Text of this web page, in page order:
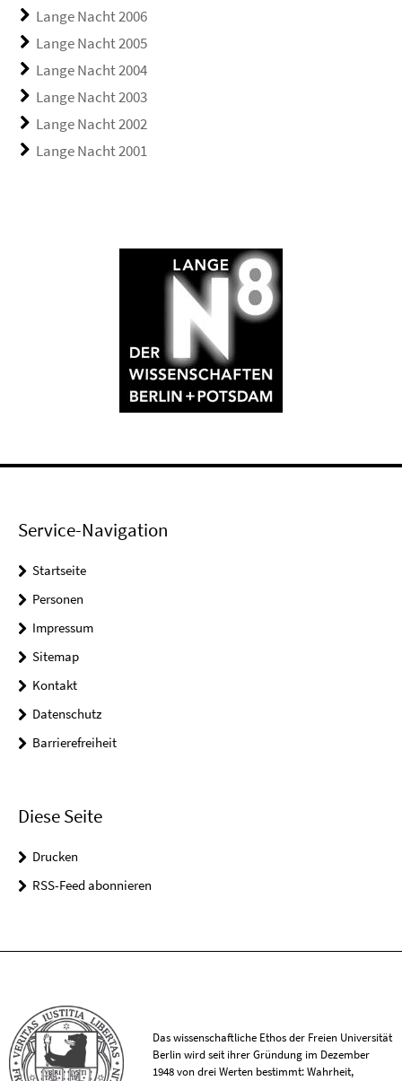
Lange Nacht 2006
Lange Nacht 2005
Lange Nacht 2004
Lange Nacht 2003
Lange Nacht 2002
Lange Nacht 2001
Service-Navigation
Startseite
Personen
Impressum
Sitemap
Kontakt
Datenschutz
Barrierefreiheit
Diese Seite
Drucken
RSS-Feed abonnieren
Das wissenschaftliche Ethos der Freien Universität
Berlin wird seit ihrer Gründung im Dezember
1948 von drei Werten bestimmt: Wahrheit,